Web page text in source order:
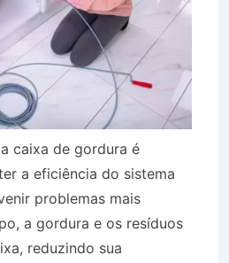
caixa de gordura é
a eficiência do sistema
problemas mais
a gordura e os resíduos
reduzindo sua